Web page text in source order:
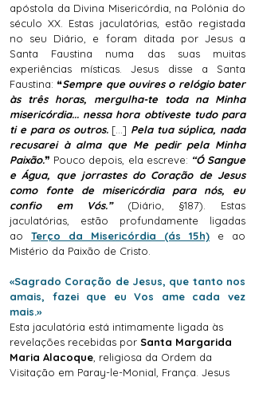
apóstola da Divina Misericórdia, na Polónia do
século XX. Estas jaculatórias, estão registada
no seu Diário, e foram ditada por Jesus a
Santa Faustina numa das suas muitas
experiências místicas. Jesus disse a Santa
Faustina: ❝Sempre que ouvires o relógio bater
às três horas, mergulha-te toda na Minha
misericórdia... nessa hora obtiveste tudo para
ti e para os outros. [...] Pela tua súplica, nada
recusarei à alma que Me pedir pela Minha
Paixão.❞ Pouco depois, ela escreve: “Ó Sangue
e Água, que jorrastes do Coração de Jesus
como fonte de misericórdia para nós, eu
confio em Vós.”(Diário, §187). Estas
jaculatórias, estão profundamente ligadas
ao Terço da Misericórdia (ás 15h) e ao
Mistério da Paixão de Cristo.
«Sagrado Coração de Jesus, que tanto nos
amais, fazei que eu Vos ame cada vez
mais.»
Esta jaculatória está intimamente ligada às
revelações recebidas por Santa Margarida
Maria Alacoque , religiosa da Ordem da
Visitação em Paray-le-Monial, França. Jesus